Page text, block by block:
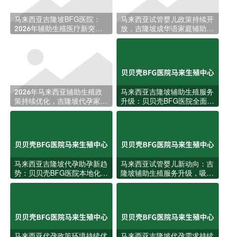
马来西亚吉隆坡BFG医院：
2026年辅助生殖医疗新突
马来西亚试管婴儿政策持续开
放，吉隆坡成华语家庭辅助生
育新热土
2026年马来西亚辅助生殖政
策持续优化，吉隆坡代孕家庭
迎来更多跨境选择
马来西亚吉隆坡辅助生殖服务
升级：贝贝壳BFG医院全面回
应本地家庭生育需求
马来西亚吉隆坡代孕助孕新趋
势：贝贝壳BFG医院本地化服
务全面升级
马来西亚试管婴儿新动向：吉
隆坡辅助生殖服务升级，吸引
更多华人家庭赴马助孕